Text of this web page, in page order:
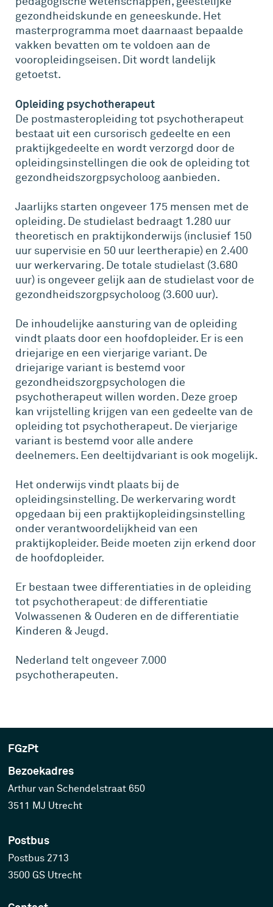
gezondheidskunde en geneeskunde. Het
masterprogramma moet daarnaast bepaalde
vakken bevatten om te voldoen aan de
vooropleidingseisen. Dit wordt landelijk
getoetst.
Opleiding psychotherapeut
De postmasteropleiding tot psychotherapeut
bestaat uit een cursorisch gedeelte en een
praktijkgedeelte en wordt verzorgd door de
opleidingsinstellingen die ook de opleiding tot
gezondheidszorgpsycholoog aanbieden.
Jaarlijks starten ongeveer 175 mensen met de
opleiding. De studielast bedraagt 1.280 uur
theoretisch en praktijkonderwijs (inclusief 150
uur supervisie en 50 uur leertherapie) en 2.400
uur werkervaring. De totale studielast (3.680
uur) is ongeveer gelijk aan de studielast voor de
gezondheidszorgpsycholoog (3.600 uur).
De inhoudelijke aansturing van de opleiding
vindt plaats door een hoofdopleider. Er is een
driejarige en een vierjarige variant. De
driejarige variant is bestemd voor
gezondheidszorgpsychologen die
psychotherapeut willen worden. Deze groep
kan vrijstelling krijgen van een gedeelte van de
opleiding tot psychotherapeut. De vierjarige
variant is bestemd voor alle andere
deelnemers. Een deeltijdvariant is ook mogelijk.
Het onderwijs vindt plaats bij de
opleidingsinstelling. De werkervaring wordt
opgedaan bij een praktijkopleidingsinstelling
onder verantwoordelijkheid van een
praktijkopleider. Beide moeten zijn erkend door
de hoofdopleider.
Er bestaan twee differentiaties in de opleiding
tot psychotherapeut: de differentiatie
Volwassenen & Ouderen en de differentiatie
Kinderen & Jeugd.
Nederland telt ongeveer 7.000
psychotherapeuten.
FGzPt
Bezoekadres
Arthur van Schendelstraat 650
3511 MJ Utrecht
Postbus
Postbus 2713
3500 GS Utrecht